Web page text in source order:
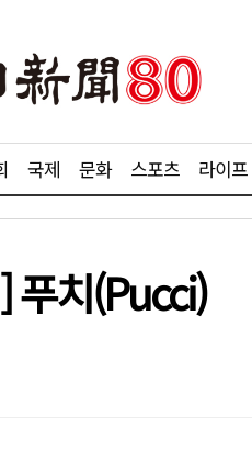
국제 문화 스포츠 라이프
푸치(Pucci)